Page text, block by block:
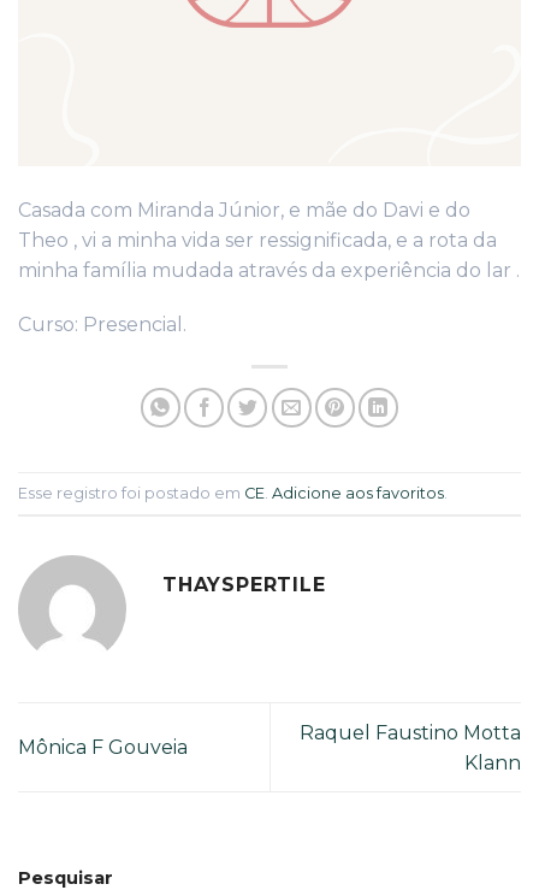
Casada com Miranda Júnior, e mãe do Davi e do
Theo , vi a minha vida ser ressignificada, e a rota da
minha família mudada através da experiência do lar .
Curso: Presencial.
Esse registro foi postado em CE Adicione aos favoritos
THAYSPERTILE
Mônica F Gouveia
Raquel Faustino Motta
Klann
Pesquisar